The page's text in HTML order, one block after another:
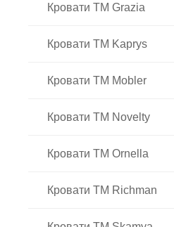
Кровати ТМ Grazia
Кровати ТМ Kaprys
Кровати ТМ Mobler
Кровати ТМ Novelty
Кровати ТМ Ornella
Кровати ТМ Richman